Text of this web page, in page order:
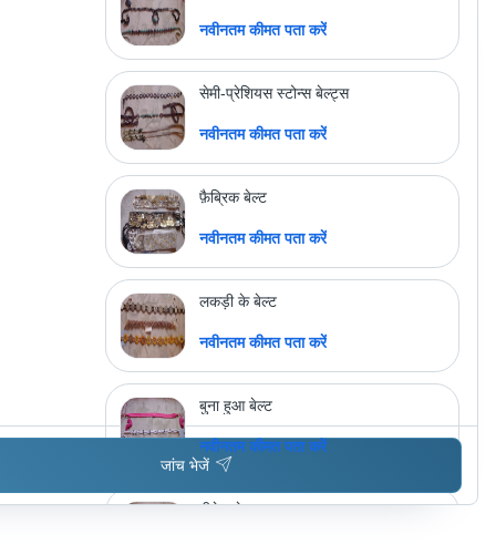
अधिक उत्पाद देखें ग. र. क्रिएशन्स
नवीनतम कीमत पता करें
सेमी-प्रेशियस स्टोन्स बेल्ट्स
नवीनतम कीमत पता करें
फ़ैब्रिक बेल्ट
नवीनतम कीमत पता करें
लकड़ी के बेल्ट
नवीनतम कीमत पता करें
बुना हुआ बेल्ट
नवीनतम कीमत पता करें
बीडेड बेल्ट
जांच भेजें